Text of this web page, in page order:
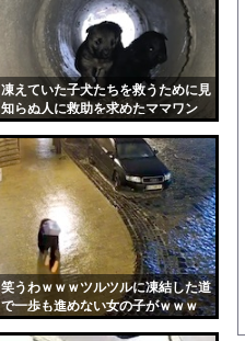
凍えていた子犬たちを救うために見
知らぬ人に救助を求めたママワン
笑うわｗｗｗツルツルに凍結した道
で一歩も進めない女の子がｗｗｗ